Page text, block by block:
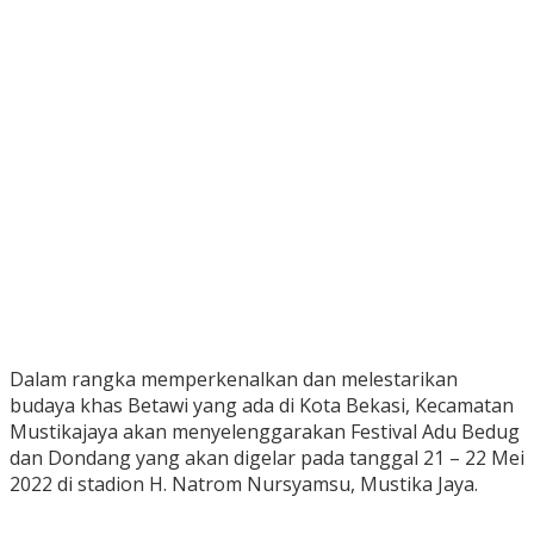
Dalam rangka memperkenalkan dan melestarikan
budaya khas Betawi yang ada di Kota Bekasi, Kecamatan
Mustikajaya akan menyelenggarakan Festival Adu Bedug
dan Dondang yang akan digelar pada tanggal 21 – 22 Mei
2022 di stadion H. Natrom Nursyamsu, Mustika Jaya.